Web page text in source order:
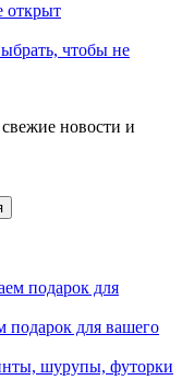
чтобы не
новости и
для вашего